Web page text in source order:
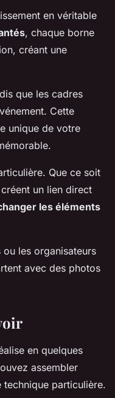
en véritable
, chaque borne
créant une
que les cadres
Cette
unique de votre
Que ce soit
un lien direct
les éléments
les organisateurs
avec des photos
en quelques
assembler
particulière.